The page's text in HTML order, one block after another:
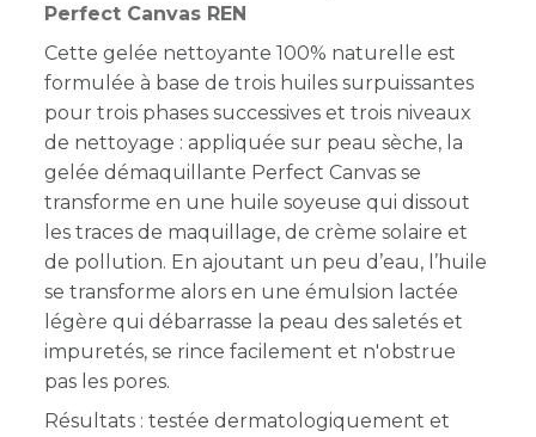
Perfect Canvas REN
Cette gelée nettoyante 100% naturelle est
formulée à base de trois huiles surpuissantes
pour trois phases successives et trois niveaux
de nettoyage : appliquée sur peau sèche, la
gelée démaquillante Perfect Canvas se
transforme en une huile soyeuse qui dissout
les traces de maquillage, de crème solaire et
de pollution. En ajoutant un peu d’eau, l’huile
se transforme alors en une émulsion lactée
légère qui débarrasse la peau des saletés et
impuretés, se rince facilement et n'obstrue
pas les pores.
Résultats : testée dermatologiquement et